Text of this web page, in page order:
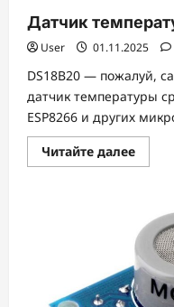
Датчик
User 01.11.2025
DS18B20 — пожалуй,
датчик температуры
ESP8266 и других
Читайте далее